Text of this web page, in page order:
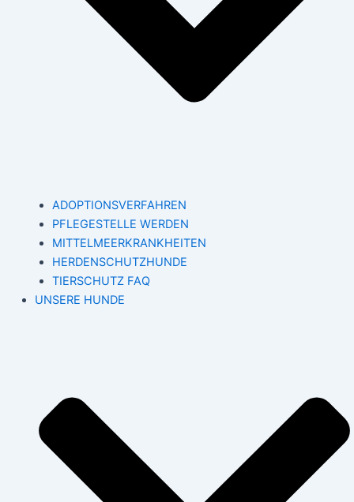
ADOPTIONSVERFAHREN
PFLEGESTELLE WERDEN
MITTELMEERKRANKHEITEN
HERDENSCHUTZHUNDE
TIERSCHUTZ FAQ
UNSERE HUNDE